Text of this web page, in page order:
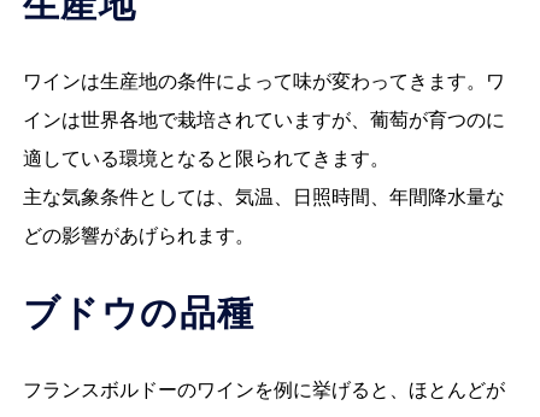
ワインは生産地の条件によって味が変わってきます。ワ
インは世界各地で栽培されていますが、葡萄が育つのに
適している環境となると限られてきます。
主な気象条件としては、気温、日照時間、年間降水量な
どの影響があげられます。
ブドウの品種
フランスボルドーのワインを例に挙げると、ほとんどが